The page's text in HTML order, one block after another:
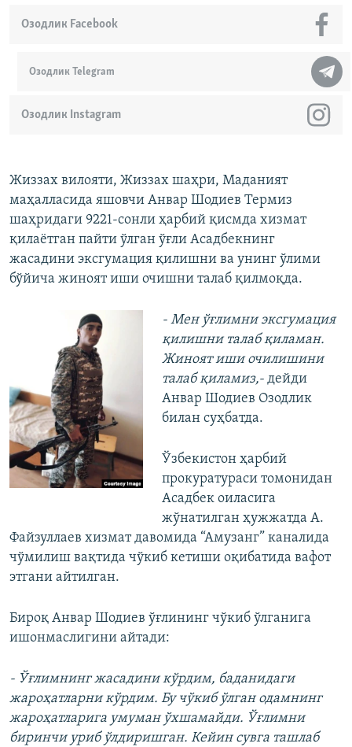
Озодлик Telegram
Озодлик Instagram
Озодлик Facebook
Жиззах вилояти, Жиззах шаҳри, Маданият
маҳалласида яшовчи Анвар Шодиев Термиз
шаҳридаги 9221-сонли ҳарбий қисмда хизмат
қилаётган пайти ўлган ўғли Асадбекнинг
жасадини эксгумация қилишни ва унинг ўлими
бўйича жиноят иши очишни талаб қилмоқда.
- Мен ўғлимни эксгумация
қилишни талаб қиламан.
Жиноят иши очилишини
талаб қиламиз,-дейди
Анвар Шодиев Озодлик
билан суҳбатда.
Ўзбекистон ҳарбий
прокуратураси томонидан
Асадбек оиласига
жўнатилган ҳужжатда А.
Файзуллаев хизмат давомида “Амузанг” каналида
чўмилиш вақтида чўкиб кетиши оқибатида вафот
этгани айтилган.
Бироқ Анвар Шодиев ўғлининг чўкиб ўлганига
ишонмаслигини айтади:
- Ўғлимнинг жасадини кўрдим, баданидаги
жароҳатларни кўрдим. Бу чўкиб ўлган одамнинг
жароҳатларига умуман ўхшамайди. Ўғлимни
биринчи уриб ўлдиришган. Кейин сувга ташлаб